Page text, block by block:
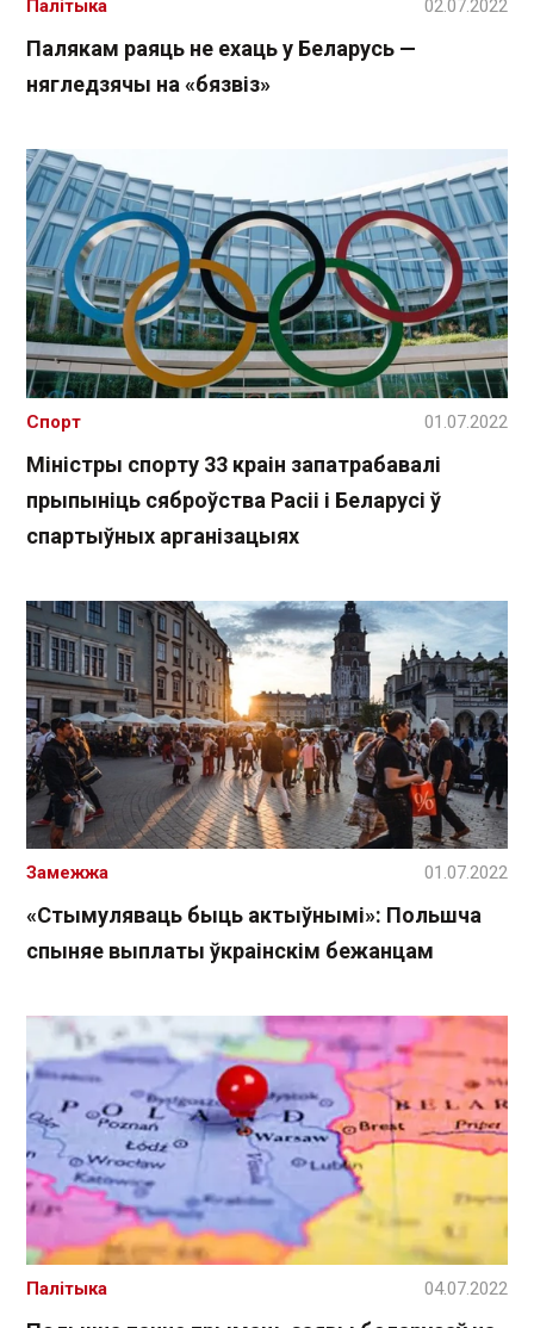
Палякам раяць не ехаць у Беларусь —
нягледзячы на «бязвіз»
Палітыка 02.07.2022
Міністры спорту 33 краін запатрабавалі
прыпыніць сяброўства Расіі і Беларусі ў
спартыўных арганізацыях
Спорт 01.07.2022
«Стымуляваць быць актыўнымі»: Польшча
спыняе выплаты ўкраінскім бежанцам
Замежжа 01.07.2022
Палітыка 04.07.2022